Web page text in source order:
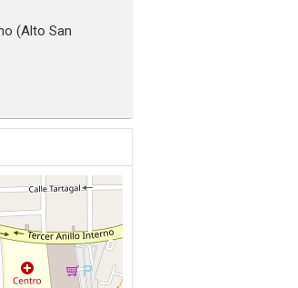
(Alto San